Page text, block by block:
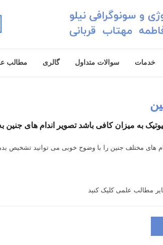
خدمات سوالات متداول گالری مطالب
به میزان کافی باشد تصویر اندام های
های مختلف جنین را با وضوح خوبی می توانید تشخیص
مطالب علمیکلیک کنید